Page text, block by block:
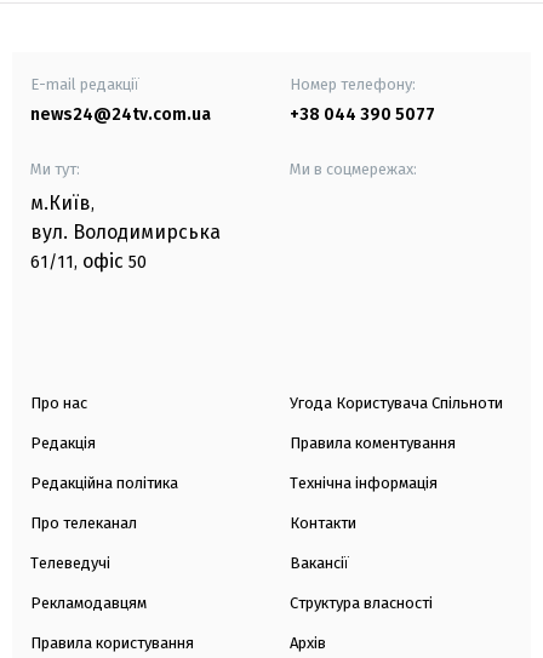
E-mail редакції
news24@24tv.com.ua
Номер телефону:
+38 044 390 5077
Ми тут:
м.Київ,
вул. Володимирська
61/11, офіс 50
Ми в соцмережах:
Про нас
Редакція
Редакційна політика
Про телеканал
Телеведучі
Рекламодавцям
Правила користування
Угода Користувача Спільноти
Правила коментування
Технічна інформація
Контакти
Вакансії
Структура власності
Архів